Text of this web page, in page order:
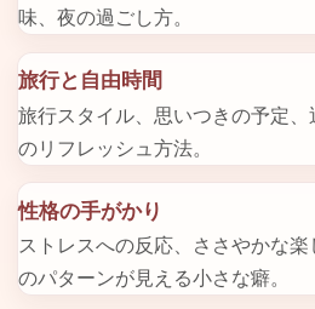
味、夜の過ごし方。
旅行と自由時間
旅行スタイル、思いつきの予定
のリフレッシュ方法。
性格の手がかり
ストレスへの反応、ささやかな
のパターンが見える小さな癖。